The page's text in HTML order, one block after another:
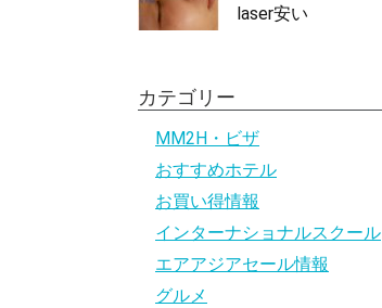
laser安い
カテゴリー
MM2H・ビザ
おすすめホテル
お買い得情報
インターナショナルスクール
エアアジアセール情報
グルメ